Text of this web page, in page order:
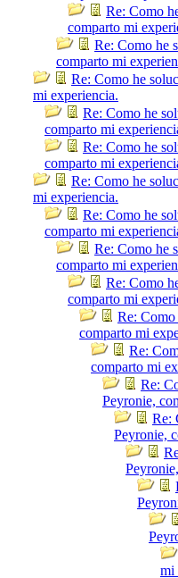
Re: Como
comparto mi
Re: Como he
comparto mi
Re: Como he
mi experiencia.
Re: Como he
comparto mi
Re: Como he
comparto mi
Re: Como he
mi experiencia.
Re: Como he
comparto mi
Re: Como he
comparto mi
Re: Como
comparto mi
Re:
comparto mi
Re:
comparto mi
Re:
Peyronie,
Re:
Peyronie,
mi